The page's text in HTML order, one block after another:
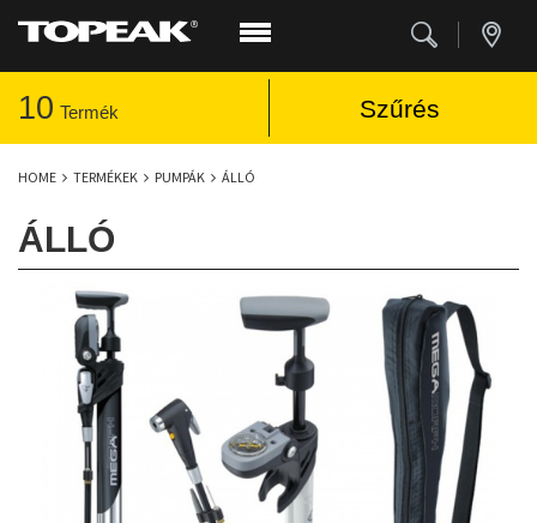
10 Termék Szűrés
HOME TERMÉKEK PUMPÁK ÁLLÓ
ÁLLÓ